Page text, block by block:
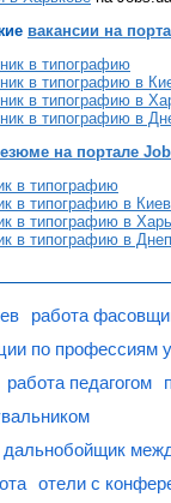
вакансии на
в типографию
в типографию в
в типографию в
в типографию в
на портале
в типографию
в типографию в
в типографию в
в типографию в
работа
по профессиям
работа педагогом
дальнобойщик
отели с